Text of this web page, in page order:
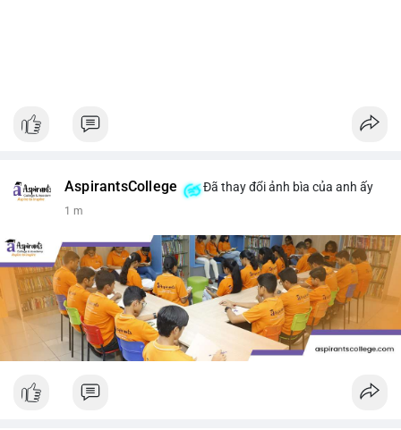
AspirantsCollege Đã thay đổi ảnh bìa của anh ấy
1 m